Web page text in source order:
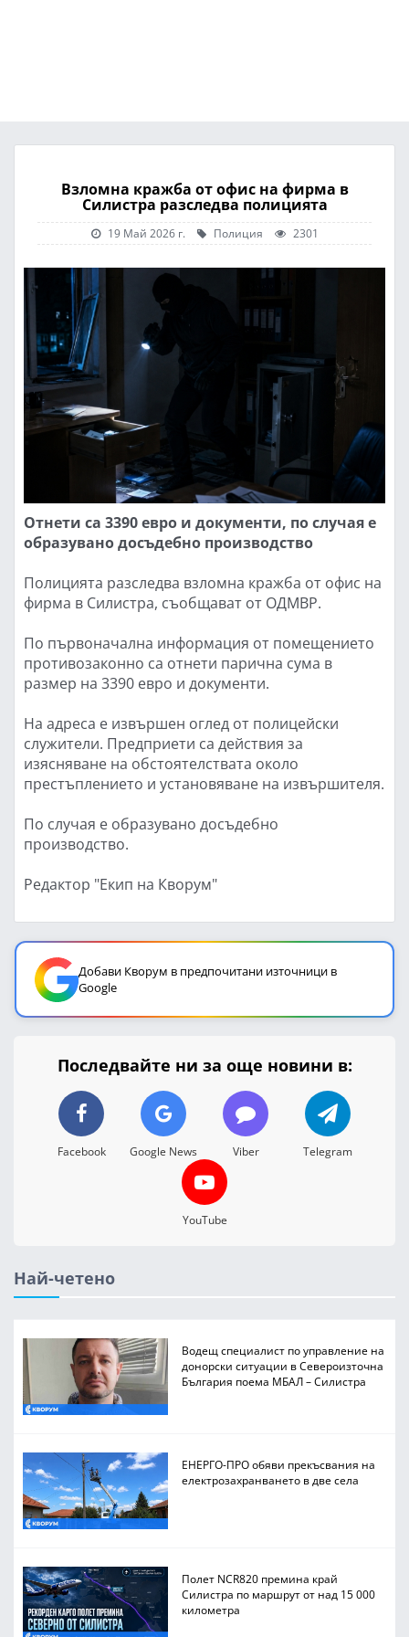
Взломна кражба от офис на фирма в
Силистра разследва полицията
19 Май 2026 г. Полиция 2301
Отнети са 3390 евро и документи, по случая е
образувано досъдебно производство
Полицията разследва взломна кражба от офис на
фирма в Силистра, съобщават от ОДМВР.
По първоначална информация от помещението
противозаконно са отнети парична сума в
размер на 3390 евро и документи.
На адреса е извършен оглед от полицейски
служители. Предприети са действия за
изясняване на обстоятелствата около
престъплението и установяване на извършителя.
По случая е образувано досъдебно
производство.
Редактор "Екип на Кворум"
Добави Кворум в предпочитани източници в
Google
Последвайте ни за още новини в:
Facebook Google News Viber Telegram
YouTube
Най-четено
Водещ специалист по управление на
донорски ситуации в Североизточна
България поема МБАЛ – Силистра
ЕНЕРГО-ПРО обяви прекъсвания на
електрозахранването в две села
Полет NCR820 премина край
Силистра по маршрут от над 15 000
километра